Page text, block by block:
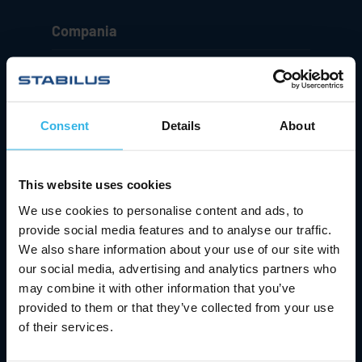
Consent Details About
This website uses cookies
We use cookies to personalise content and ads, to
provide social media features and to analyse our traffic.
We also share information about your use of our site with
our social media, advertising and analytics partners who
may combine it with other information that you’ve
provided to them or that they’ve collected from your use
of their services.
Compania
Relații cu investitorii
Știri și evenimente
Compania
Tehnologie și inovații
Contact și asistență